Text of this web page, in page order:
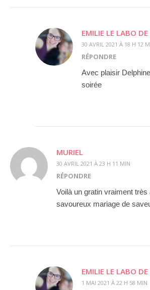
EMILIE LE LABO
30 AVRIL 2021 À 18 H 12
RÉPONDRE
Avec plaisir
soirée
MURIEL
30 AVRIL 2021 À 23 H 11 MIN
RÉPONDRE
Voilà un gratin vraiment
savoureux mariage de
EMILIE LE LABO
1 MAI 2021 À 22 H 58 MIN